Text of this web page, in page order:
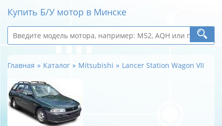
Купить Б/У мотор в Минске
Главная Каталог Mitsubishi Lancer Station Wagon VII